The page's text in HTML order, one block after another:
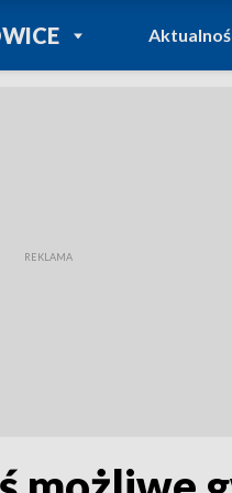
POWRÓT DO
TVP REGIONY